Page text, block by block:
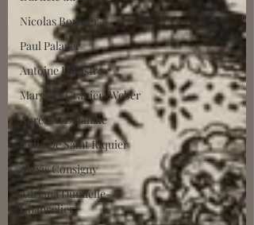
Nicolas Bousser
Paul Palayer
Antoine Lavastre
Margaux Granier-Weber
Aurélien Delahaie
Célia De Saint Riquier
Alexis Consigny
Adriana Dumielle-
Chancelier